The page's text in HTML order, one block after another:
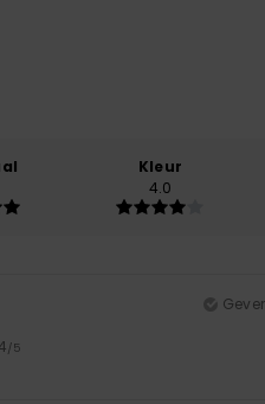
Kleur
4.0
/5